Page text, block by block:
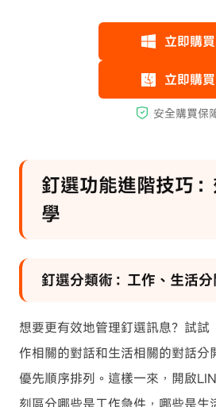
釘選功能進階技巧
學
釘選分類術：工作、生活
想要更有效地管理釘選訊息？試試
作相關的對話和生活相關的對話分
優先順序排列。這樣一來，開啟